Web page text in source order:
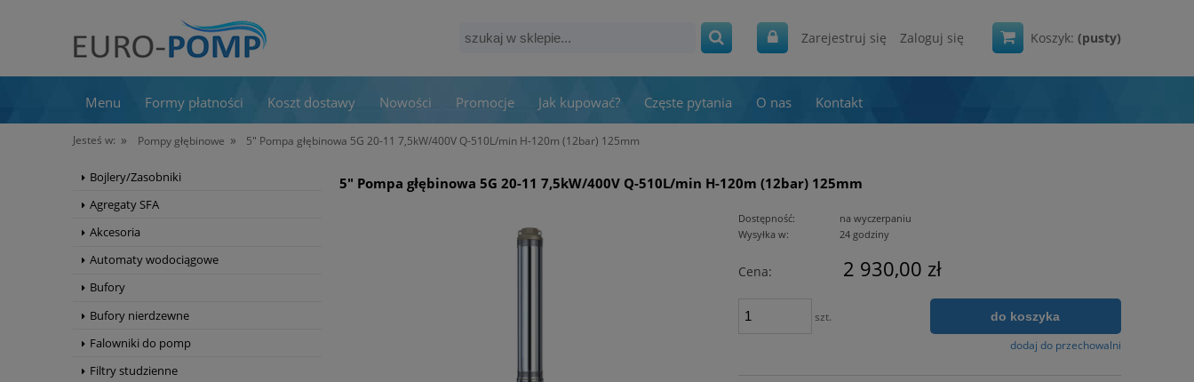
Koszyk: (pusty)
Zarejestruj się Zaloguj się
Menu Formy płatności Koszt dostawy Nowości Promocje Jak kupować? Częste pytania O nas Kontakt
Jesteś w: » Pompy głębinowe » 5" Pompa głębinowa 5G 20-11 7,5kW/400V Q-510L/min H-120m (12bar) 125mm
Bojlery/Zasobniki
Agregaty SFA
Akcesoria
Automaty wodociągowe
Bufory
Bufory nierdzewne
Falowniki do pomp
Filtry studzienne
5" Pompa głębinowa 5G 20-11 7,5kW/400V Q-510L/min H-120m (12bar) 125mm
Dostępność:
na wyczerpaniu
Wysyłka w:
24 godziny
Cena: 2 930,00 zł
szt. do koszyka
dodaj do przechowalni